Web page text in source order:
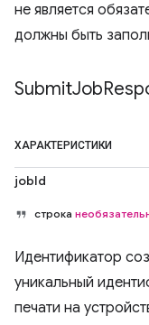
не является
должны быть
SubmitJob
ХАРАКТЕРИСТИКИ
jobId
строка
Идентификатор
уникальный
печати на